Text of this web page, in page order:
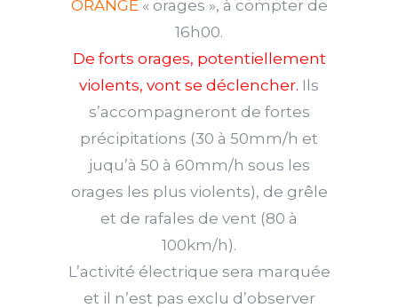
ORANGE « orages », à compter de
16h00.
De forts orages, potentiellement
violents, vont se déclencher. Ils
s’accompagneront de fortes
précipitations (30 à 50mm/h et
juqu’à 50 à 60mm/h sous les
orages les plus violents), de grêle
et de rafales de vent (80 à
100km/h).
L’activité électrique sera marquée
et il n’est pas exclu d’observer